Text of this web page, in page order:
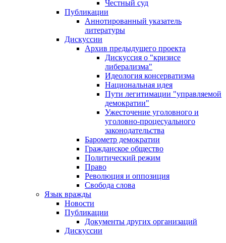
Честный суд
Публикации
Аннотированный указатель
литературы
Дискуссии
Архив предыдущего проекта
Дискуссия о "кризисе
либерализма"
Идеология консерватизма
Национальная идея
Пути легитимации "управляемой
демократии"
Ужесточение уголовного и
уголовно-процесуального
законодательства
Барометр демократии
Гражданское общество
Политический режим
Право
Революция и оппозиция
Свобода слова
Язык вражды
Новости
Публикации
Документы других организаций
Дискуссии